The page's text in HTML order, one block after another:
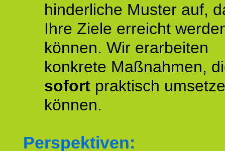
hinderliche Muster auf,
Ihre Ziele erreicht
können. Wir erarbeiten
konkrete Maßnahmen,
sofort praktisch
können.
Perspektiven: